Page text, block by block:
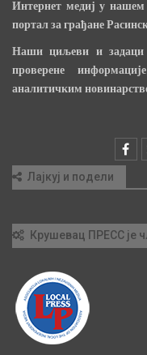
Интернет медиј у нашем
портал за грађане
Наши циљеви и задаци
проверене
аналитичким
Лајкуј и подели
Крушевац ПРЕСС је